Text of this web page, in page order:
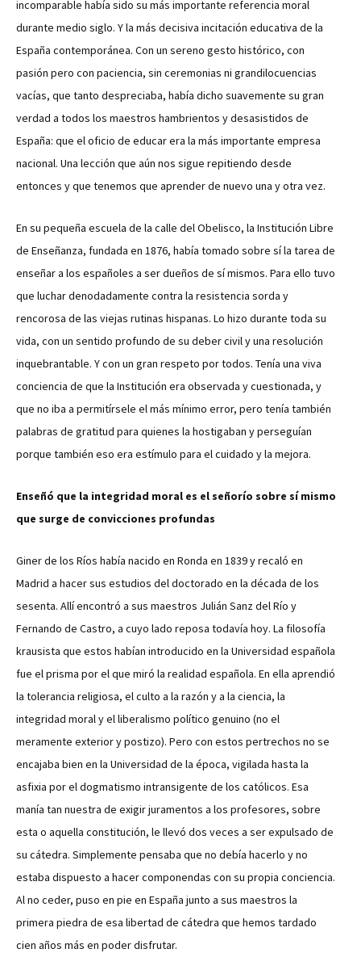
incomparable había sido su más importante referencia moral
durante medio siglo. Y la más decisiva incitación educativa de la
España contemporánea. Con un sereno gesto histórico, con
pasión pero con paciencia, sin ceremonias ni grandilocuencias
vacías, que tanto despreciaba, había dicho suavemente su gran
verdad a todos los maestros hambrientos y desasistidos de
España: que el oficio de educar era la más importante empresa
nacional. Una lección que aún nos sigue repitiendo desde
entonces y que tenemos que aprender de nuevo una y otra vez.
En su pequeña escuela de la calle del Obelisco, la Institución Libre
de Enseñanza, fundada en 1876, había tomado sobre sí la tarea de
enseñar a los españoles a ser dueños de sí mismos. Para ello tuvo
que luchar denodadamente contra la resistencia sorda y
rencorosa de las viejas rutinas hispanas. Lo hizo durante toda su
vida, con un sentido profundo de su deber civil y una resolución
inquebrantable. Y con un gran respeto por todos. Tenía una viva
conciencia de que la Institución era observada y cuestionada, y
que no iba a permitírsele el más mínimo error, pero tenía también
palabras de gratitud para quienes la hostigaban y perseguían
porque también eso era estímulo para el cuidado y la mejora.
Enseñó que la integridad moral es el señorío sobre sí mismo
que surge de convicciones profundas
Giner de los Ríos había nacido en Ronda en 1839 y recaló en
Madrid a hacer sus estudios del doctorado en la década de los
sesenta. Allí encontró a sus maestros Julián Sanz del Río y
Fernando de Castro, a cuyo lado reposa todavía hoy. La filosofía
krausista que estos habían introducido en la Universidad española
fue el prisma por el que miró la realidad española. En ella aprendió
la tolerancia religiosa, el culto a la razón y a la ciencia, la
integridad moral y el liberalismo político genuino (no el
meramente exterior y postizo). Pero con estos pertrechos no se
encajaba bien en la Universidad de la época, vigilada hasta la
asfixia por el dogmatismo intransigente de los católicos. Esa
manía tan nuestra de exigir juramentos a los profesores, sobre
esta o aquella constitución, le llevó dos veces a ser expulsado de
su cátedra. Simplemente pensaba que no debía hacerlo y no
estaba dispuesto a hacer componendas con su propia conciencia.
Al no ceder, puso en pie en España junto a sus maestros la
primera piedra de esa libertad de cátedra que hemos tardado
cien años más en poder disfrutar.